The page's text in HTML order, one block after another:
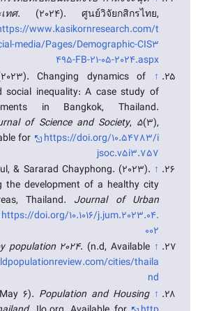
ทศ. (2024). ศูนย์วิจัยกสิกรไทย,
www.kasikornresearch.com/t
media/Pages/Demographic-CIS3
495-FB-21-05-2024.aspx
↑
Changing dynamics of
social inequality: A case study of
in Bangkok, Thailand.
of Science and Society, 5(3),
377–387, Available for
https://doi.org/10.54783/i
jsoc.v5i3.757
↑
& Sararad Chayphong. (2023).
the development of a healthy city
Thailand. Journal of Urban
https://doi.org/10.1016/j.jum.2023.04.
002
↑
population 2024. (n.d, Available
cities/thaila
nd
↑
6). Population and Housing